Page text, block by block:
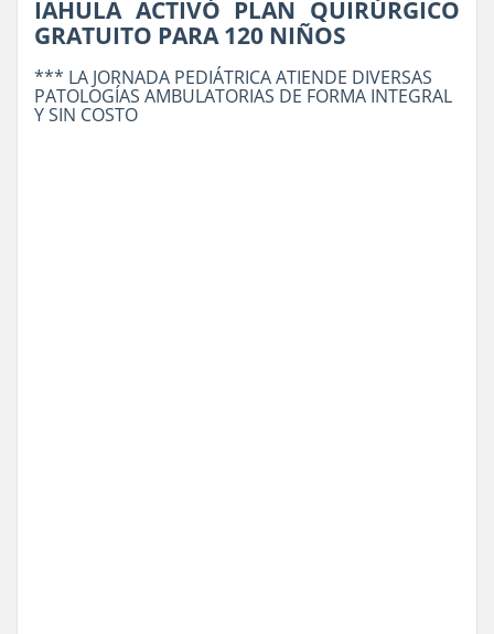
IAHULA ACTIVÓ PLAN QUIRÚRGICO
GRATUITO PARA 120 NIÑOS
*** LA JORNADA PEDIÁTRICA ATIENDE DIVERSAS
PATOLOGÍAS AMBULATORIAS DE FORMA INTEGRAL
Y SIN COSTO